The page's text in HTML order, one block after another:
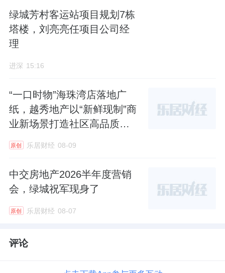
绿城芳村客运站项目规划7栋
塔楼，刘亮亮任项目公司经
理
进深 15:16
“一口时物”海珠湾店落地广
纸，越秀地产以“新鲜现制”商
业新场景打造社区高品质生
活
原创 乐居财经 08-09
中交房地产2026半年度营销
会，绿城祝军现身了
原创 乐居财经 08-07
评论